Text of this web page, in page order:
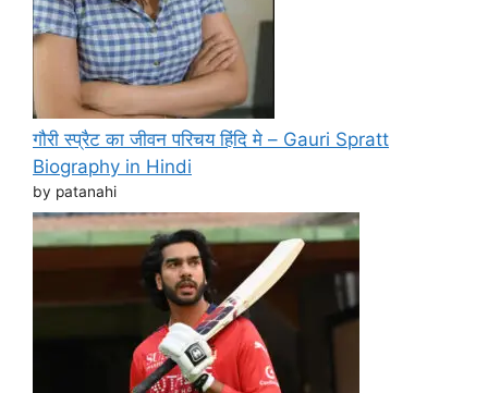
गौरी स्प्रैट का जीवन परिचय हिंदि मे – Gauri Spratt
Biography in Hindi
by patanahi